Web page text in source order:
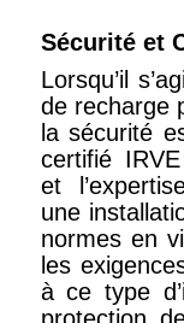
Sécurité et
Lorsqu’il
de recharge
la sécurité
certifié
et
une
normes en
les
à ce type